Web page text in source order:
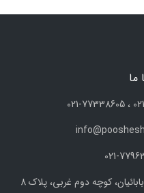
ما
کوچه دوم غربی، پلاک 8